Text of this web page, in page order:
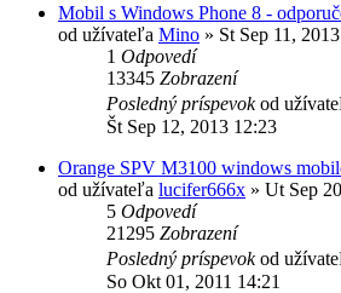
Mobil s Windows Phone 8 -
od užívateľa Mino » St Sep 11,
1 Odpovedí
13345 Zobrazení
Posledný príspevokod
Št Sep 12, 2013 12:23
Orange SPV M3100 windows
od užívateľa lucifer666x » Ut Sep
5 Odpovedí
21295 Zobrazení
Posledný príspevokod
So Okt 01, 2011 14:21